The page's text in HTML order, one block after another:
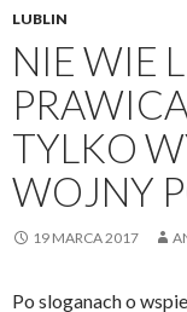
LUBLIN
NIE WIE
TYLKO
WOJNY
19 MARCA 2017
Po sloganach o